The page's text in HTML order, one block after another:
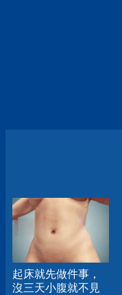
起床就先做件事，
沒三天小腹就不見